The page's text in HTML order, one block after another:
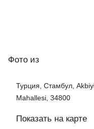
Фото из
Турция, Стамбул,
Mahallesi, 34800
Показать на карте